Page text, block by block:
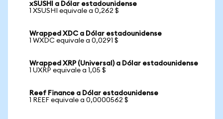
xSUSHI a Dólar estadounidense
1 XSUSHI equivale a 0,262 $
Wrapped XDC a Dólar estadounidense
1 WXDC equivale a 0,0291 $
Wrapped XRP (Universal) a Dólar estadounidense
1 UXRP equivale a 1,05 $
Reef Finance a Dólar estadounidense
1 REEF equivale a 0,0000562 $